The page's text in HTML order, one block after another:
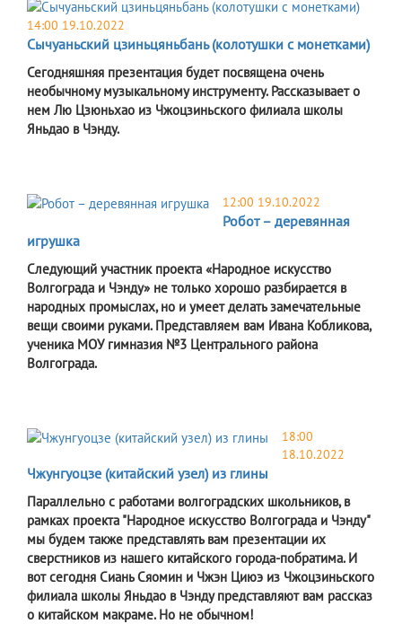
14:00 19.10.2022
Сычуаньский цзиньцяньбань (колотушки с монетками)
Сегодняшняя презентация будет посвящена очень
необычному музыкальному инструменту. Рассказывает о
нем Лю Цзюньхао из Чжоцзиньского филиала школы
Яньдао в Чэнду.
12:00 19.10.2022
Робот – деревянная
игрушка
Следующий участник проекта «Народное искусство
Волгограда и Чэнду» не только хорошо разбирается в
народных промыслах, но и умеет делать замечательные
вещи своими руками. Представляем вам Ивана Кобликова,
ученика МОУ гимназия №3 Центрального района
Волгограда.
18:00
18.10.2022
Чжунгуоцзе (китайский узел) из глины
Параллельно с работами волгоградских школьников, в
рамках проекта "Народное искусство Волгограда и Чэнду"
мы будем также представлять вам презентации их
сверстников из нашего китайского города-побратима. И
вот сегодня Сиань Сяомин и Чжэн Циюэ из Чжоцзиньского
филиала школы Яньдао в Чэнду представляют вам рассказ
о китайском макраме. Но не обычном!